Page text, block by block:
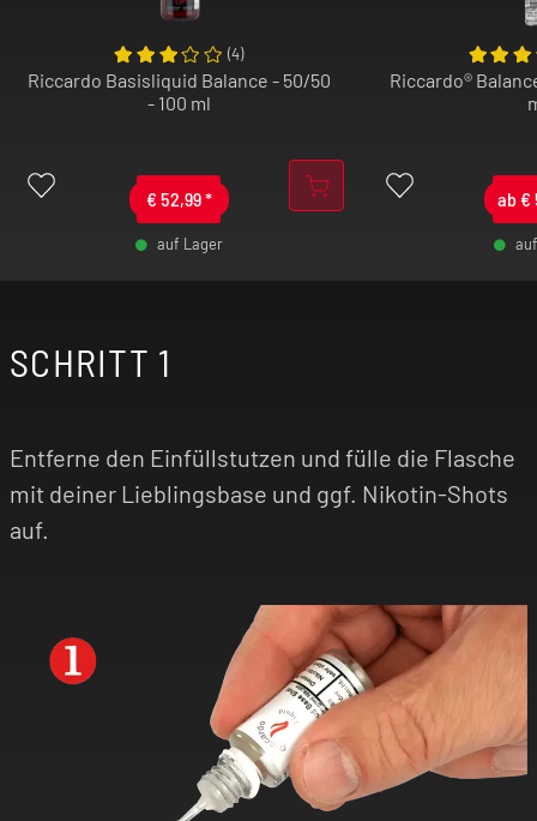
€ 52,99*
auf Lager
(4)
Riccardo Basisliquid Balance - 50/50
- 100 ml
ab €
Riccardo®
SCHRITT 1
Entferne den Einfüllstutzen und fülle die Flasche
mit deiner Lieblingsbase und ggf. Nikotin-Shots
auf.